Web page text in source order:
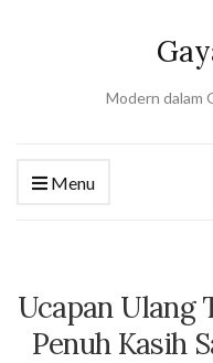
Modern dalam
Menu
Ucapan Ulang
Penuh Kasih